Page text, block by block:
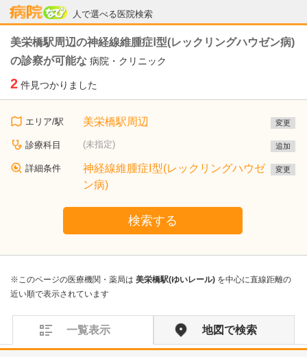
人で選べる医院検索
病院なび
美栄橋駅周辺の神経線維腫症Ⅰ型(レックリングハウゼン病)
の診察が可能な 病院・クリニック
2 件見つかりました
エリア/駅 美栄橋駅周辺 変更
診療科目 (未指定) 追加
詳細条件
神経線維腫症Ⅰ型(レックリングハウゼ
ン病)
変更
検索する
※このページの医療機関・薬局は 美栄橋駅(ゆいレール) を中心に直線距離の
近い順で表示されています
一覧表示 地図で検索